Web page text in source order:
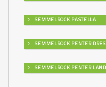
SEMMELROCK PASTELLA
SEMMELROCK PENTER
SEMMELROCK PENTER